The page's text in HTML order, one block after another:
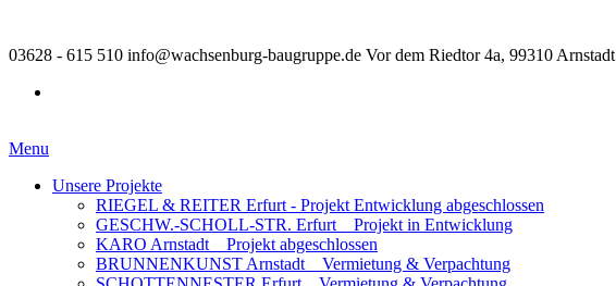
03628 - 615 510 info@wachsenburg-baugruppe.de Vor dem Riedtor 4a, 99310 Arnstadt
Menu
Unsere Projekte
RIEGEL & REITER Erfurt - Projekt Entwicklung abgeschlossen
GESCHW.-SCHOLL-STR. Erfurt _ Projekt in Entwicklung
KARO Arnstadt _ Projekt abgeschlossen
BRUNNENKUNST Arnstadt _ Vermietung & Verpachtung